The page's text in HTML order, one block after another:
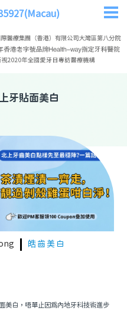
牙貼面美白
皓齒美白
白，唔單止因爲內地牙科技術進步